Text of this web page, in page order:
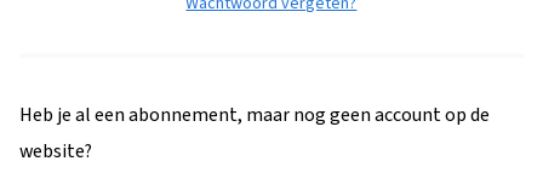
Heb je al een abonnement, maar nog geen account op de
website?